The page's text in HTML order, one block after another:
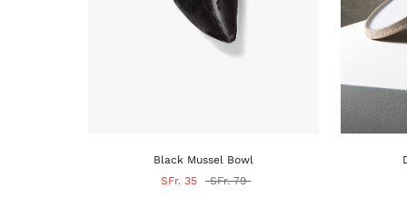
Black Mussel Bowl
SFr. 35
SFr. 79